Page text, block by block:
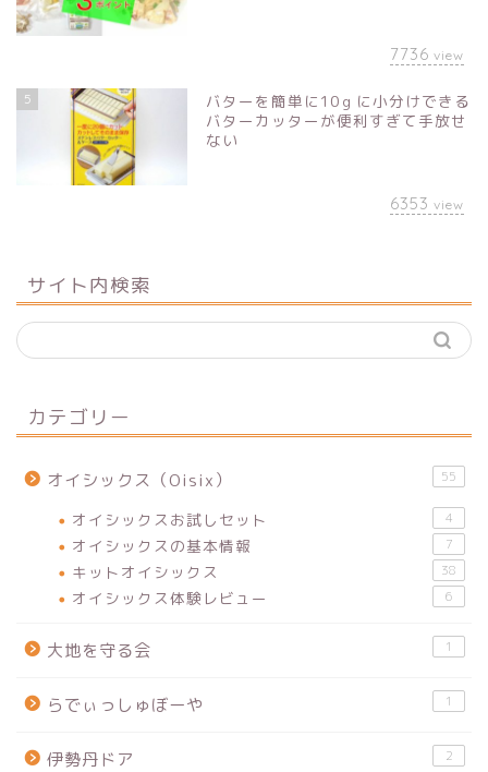
7736 view
5
バターを簡単に10ｇに小分けできる
バターカッターが便利すぎて手放せ
ない
6353 view
サイト内検索
カテゴリー
オイシックス（Oisix） 55
オイシックスお試しセット 4
オイシックスの基本情報 7
キットオイシックス 38
オイシックス体験レビュー 6
大地を守る会 1
らでぃっしゅぼーや 1
伊勢丹ドア 2